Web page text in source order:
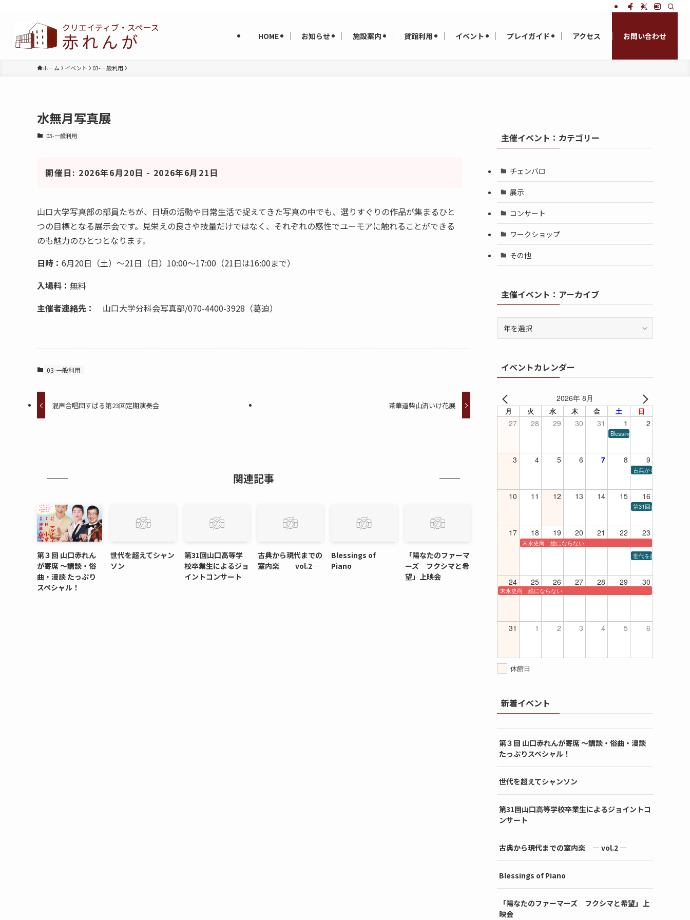
HOME お知らせ 施設案内 貸館利用 イベント プレイガイド アクセス お問い合わせ
ホーム イベント 03-一般利用
水無月写真展
03-一般利用
開催日: 2026年6月20日 - 2026年6月21日
山口大学写真部の部員たちが、日頃の活動や日常生活で捉えてきた写真の中でも、選りすぐりの作品が集まるひと
つの目標となる展示会です。見栄えの良さや技量だけではなく、それぞれの感性でユーモアに触れることができる
のも魅力のひとつとなります。
日時： 6月20日（土）～21日（日）10:00～17:00（21日は16:00まで）
入場料： 無料
主催者連絡先：
山口大学分科会写真部/070-4400-3928（葛迫）
03-一般利用
混声合唱団すばる第23回定期演奏会 茶華道柴山流いけ花展
関連記事
第３回 山口赤れん
が寄席 〜講談・俗
曲・漫談 たっぷり
スペシャル！
世代を超えてシャン
ソン
第31回山口高等学
校卒業生によるジョ
イントコンサート
古典から現代までの
室内楽 ― vol.2 ―
Blessings of
Piano
「陽なたのファーマ
ーズ フクシマと希
望」上映会
主催イベント：カテゴリー
チェンバロ
展示
コンサート
ワークショップ
その他
主催イベント：アーカイブ
イベントカレンダー
2026年 8月
月 火 水 木 金 土 日
27 28 29 30 31 1 2
Blessings of Piano
3 4 5 6 7 8 9
古典から現代まで
10 11 12 13 14 15 16
第31回山口高等学校
17 18 19 20 21 22 23
末永史尚 絵にならない
世代を超えてシャン
24 25 26 27 28 29 30
末永史尚 絵にならない
31 1 2 3 4 5 6
休館日
新着イベント
第３回 山口赤れんが寄席 〜講談・俗曲・漫談
たっぷりスペシャル！
世代を超えてシャンソン
第31回山口高等学校卒業生によるジョイントコ
ンサート
古典から現代までの室内楽 ― vol.2 ―
Blessings of Piano
「陽なたのファーマーズ フクシマと希望」上
映会